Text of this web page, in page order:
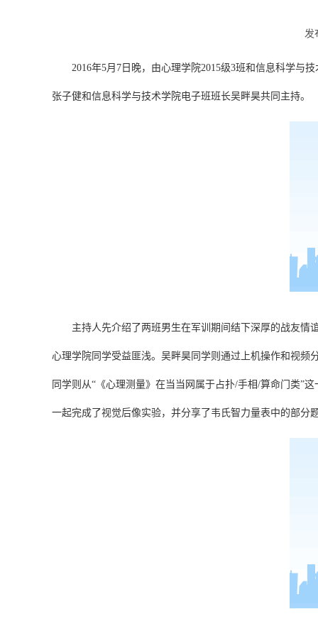
2016年5月7日晚，由心理学院2015级3班和信息科学与技
张子健和信息科学与技术学院电子班班长吴畔昊共同主持。
主持人先介绍了两班男生在军训期间结下深厚的战友情
心理学院同学受益匪浅。吴畔昊同学则通过上机操作和视
同学则从“《心理测量》在当当网属于占扑/手相/算命门类”
一起完成了视觉后像实验，并分享了韦氏智力量表中的部